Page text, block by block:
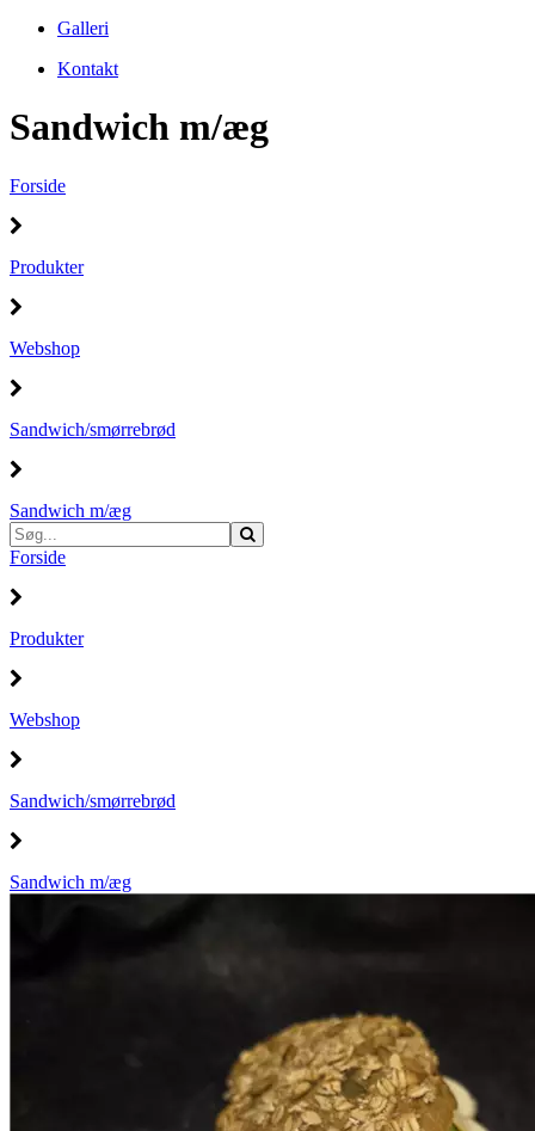
Galleri
Kontakt
Sandwich m/æg
Forside
Produkter
Webshop
Sandwich/smørrebrød
Sandwich m/æg
Forside
Produkter
Webshop
Sandwich/smørrebrød
Sandwich m/æg